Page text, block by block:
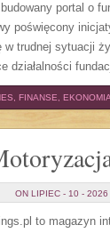
portal o
poświęcony
w trudnej sytuacji
działalności
FINANSE, EKONOMIA
ON LIPIEC - 10 - 2026
to magazyn